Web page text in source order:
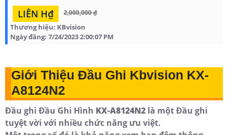
LIÊN H₫ 2,000,000 ₫
Thương hiệu: KBvision
Ngày đăng: 7/24/2023 2:00:07 PM
Giới Thiệu Đầu Ghi Kbvision KX-
A8124N2
Đầu ghi Đầu Ghi Hình KX-A8124N2 là một Đầu ghi
tuyệt vời với nhiều chức năng ưu việt.